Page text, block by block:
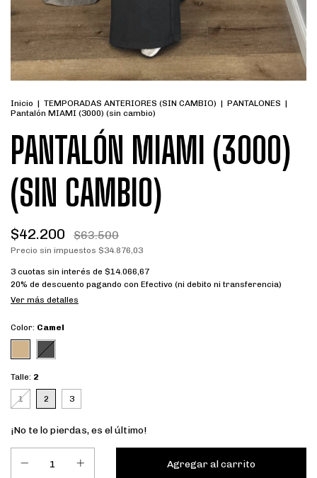
Inicio | TEMPORADAS ANTERIORES (SIN CAMBIO) | PANTALONES |
Pantalón MIAMI (3000) (sin cambio)
PANTALÓN MIAMI (3000)
(SIN CAMBIO)
$42.200 $63.500
Precio sin impuestos $34.876,03
3 cuotas sin interés de $14.066,67
20% de descuento pagando con Efectivo (ni debito ni transferencia)
Ver más detalles
Color: Camel
Talle: 2
1 2 3
¡No te lo pierdas, es el último!